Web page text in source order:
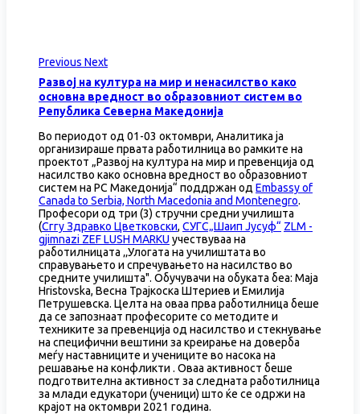
Previous Next
Развој на култура на мир и ненасилство како
основна вредност во образовниот систем во
Република Северна Македонија
Во периодот од 01-03 октомври, Аналитика ја
организираше првата работилница во рамките на
проектот „Развој на култура на мир и превенција од
насилство како основна вредност во образовниот
систем на РС Македонија“ поддржан од Embassy of
Canada to Serbia, North Macedonia and Montenegro.
Професори од три (3) стручни средни училишта
(Сггу Здравко Цветковски, СУГС„Шаип Јусуф“ ZLM -
gjimnazi ZEF LUSH MARKU учествуваа на
работилницата ‚‚Улогата на училиштата во
справувањето и спречувањето на насилство во
средните училишта". Обучувачи на обуката беа: Maja
Hristovska, Весна Трајкоска Штериев и Емилија
Петрушевска. Целта на оваа прва работилница беше
да се запознаат професорите со методите и
техниките за превенција од насилство и стекнување
на специфични вештини за креирање на доверба
меѓу наставниците и учениците во насока на
решавање на конфликти . Оваа активност беше
подготвителна активност за следната работилница
за млади едукатори (ученици) што ќе се одржи на
крајот на октомври 2021 година.